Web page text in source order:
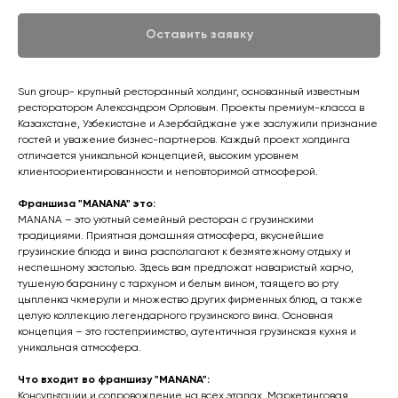
Оставить заявку
Sun group- крупный ресторанный холдинг, основанный известным
ресторатором Александром Орловым. Проекты премиум-класса в
Казахстане, Узбекистане и Азербайджане уже заслужили признание
гостей и уважение бизнес-партнеров. Каждый проект холдинга
отличается уникальной концепцией, высоким уровнем
клиентоориентированности и неповторимой атмосферой.
Франшиза "MANANA" это:
MANANA – это уютный семейный ресторан с грузинскими
традициями. Приятная домашняя атмосфера, вкуснейшие
грузинские блюда и вина располагают к безмятежному отдыху и
неспешному застолью. Здесь вам предложат наваристый харчо,
тушеную баранину с тархуном и белым вином, таящего во рту
цыпленка чкмерули и множество других фирменных блюд, а также
целую коллекцию легендарного грузинского вина. Основная
концепция – это гостеприимство, аутентичная грузинская кухня и
уникальная атмосфера.
Что входит во франшизу "MANANA":